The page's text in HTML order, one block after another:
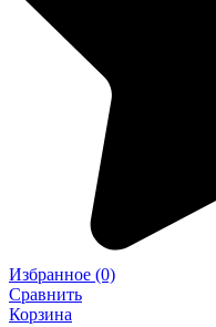
Избранное (0)
Сравнить
Корзина